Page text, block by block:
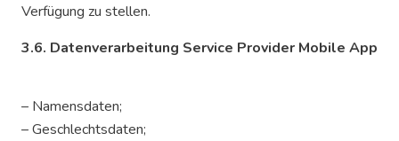
Verfügung zu stellen.
3.6. Datenverarbeitung Service Provider Mobile App
– Namensdaten;
– Geschlechtsdaten;